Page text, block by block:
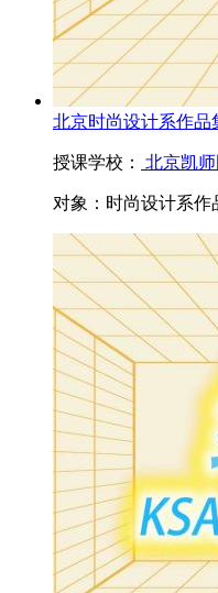
北京时尚设计系作品
授课学校： 北京凯
对象： 时尚设计系作